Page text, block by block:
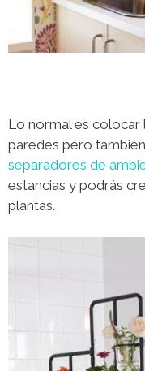
Lo normal es colocar
paredes pero
separadores de
estancias y podrás
plantas.